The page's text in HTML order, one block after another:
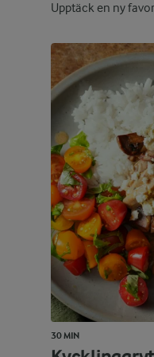
Upptäck en ny
30 MIN